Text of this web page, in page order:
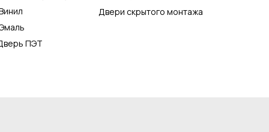
ПЭТ
Двери скрытого монтажа